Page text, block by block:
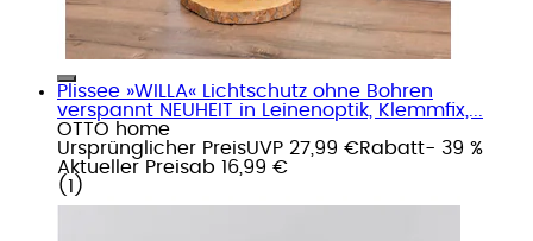
Plissee »WILLA« Lichtschutz ohne Bohren
verspannt NEUHEIT in Leinenoptik, Klemmfix,...
OTTO home
Ursprünglicher PreisUVP 27,99 €Rabatt- 39 %
Aktueller Preisab 16,99 €
( 1 )